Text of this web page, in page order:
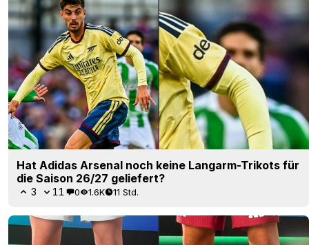
Hat Adidas Arsenal noch keine Langarm-Trikots für
die Saison 26/27 geliefert?
3 11 0 1.6K 11 Std.